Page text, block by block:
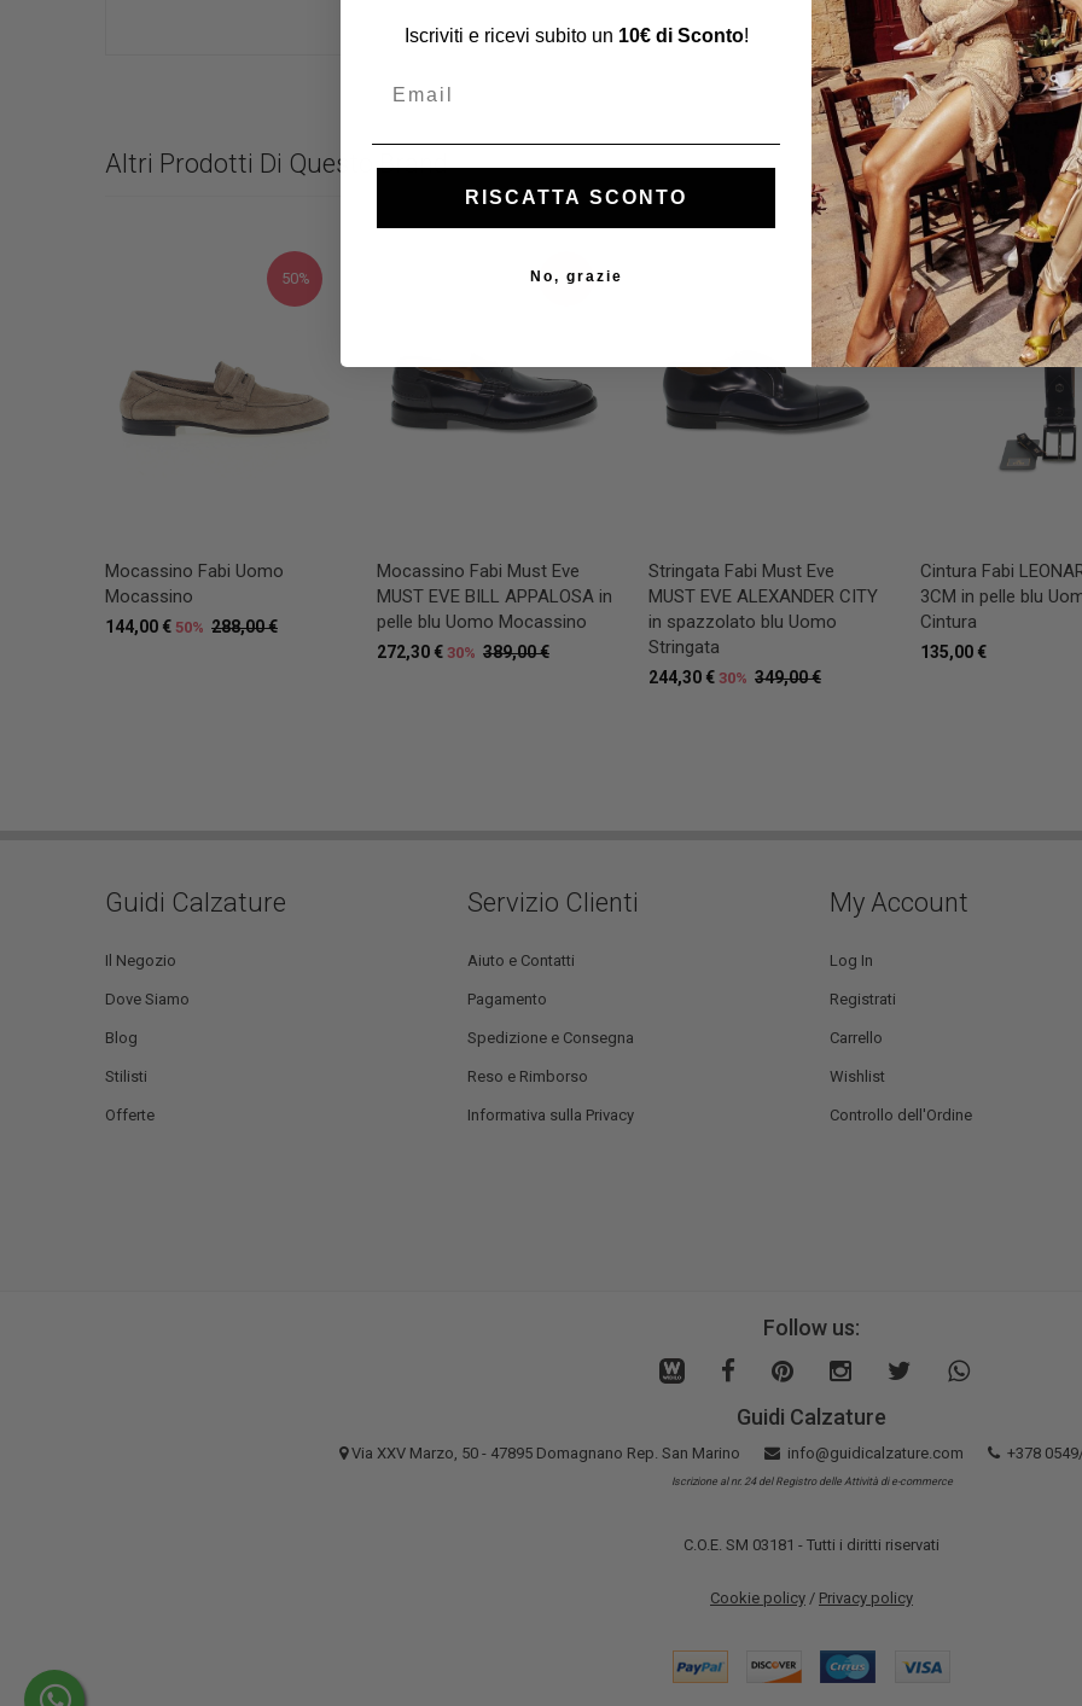
Altri Prodotti Di Questo Brand
50%
Mocassino Fabi Uomo
Mocassino
288,00 €
144,00 € 50%
30%
Mocassino Fabi Must Eve
MUST EVE BILL APPALOSA in
pelle blu Uomo Mocassino
389,00 €
272,30 € 30%
30%
Stringata Fabi Must Eve
MUST EVE ALEXANDER CITY
in spazzolato blu Uomo
Stringata
349,00 €
244,30 € 30%
Cintura Fabi
3CM in pelle blu
Cintura
135,00 €
Guidi Calzature
Il Negozio
Dove Siamo
Blog
Stilisti
Offerte
Servizio Clienti
Aiuto e Contatti
Pagamento
Spedizione e Consegna
Reso e Rimborso
Informativa sulla Privacy
My Account
Log In
Registrati
Carrello
Wishlist
Controllo dell'Ordine
Follow us:
Guidi Calzature
Via XXV Marzo, 50 - 47895 Domagnano Rep. San Marino info@guidicalzature.com +378
Iscrizione al nr. 24 del Registro delle Attività di e-commerce
C.O.E. SM 03181 - Tutti i diritti riservati
Cookie policy / Privacy policy
Iscriviti e ricevi subito un 10€ di Sconto!
RISCATTA SCONTO
No, grazie